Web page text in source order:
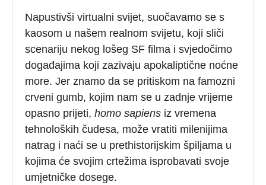
Napustivši virtualni svijet, suočavamo se s
kaosom u našem realnom svijetu, koji sliči
scenariju nekog lošeg SF filma i svjedočimo
događajima koji zazivaju apokaliptične noćne
more. Jer znamo da se pritiskom na famozni
crveni gumb, kojim nam se u zadnje vrijeme
opasno prijeti,homo sapiens iz vremena
tehnoloških čudesa, može vratiti milenijima
natrag i naći se u prethistorijskim špiljama u
kojima će svojim crtežima isprobavati svoje
umjetničke dosege.